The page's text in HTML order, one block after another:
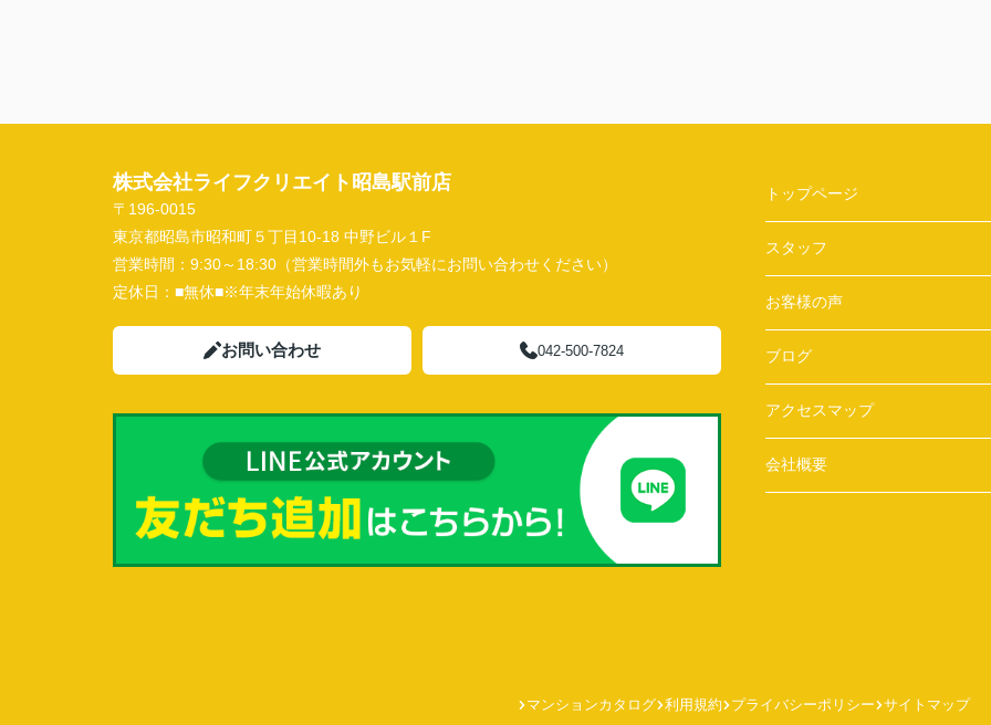
株式会社ライフクリエイト昭島駅前店
〒196-0015
東京都昭島市昭和町５丁目10-18 中野ビル１F
営業時間： 9:30～18:30（営業時間外もお気軽にお問い合わせください）
定休日： ■無休■※年末年始休暇あり
お問い合わせ 042-500-7824
トップページ
スタッフ
お客様の声
ブログ
アクセスマップ
会社概要
マンションカタログ 利用規約 プライバシーポリシー サイトマップ